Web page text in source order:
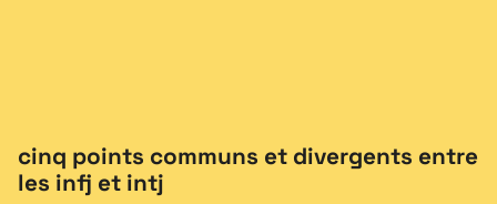
cinq points communs et divergents entre
les infj et intj